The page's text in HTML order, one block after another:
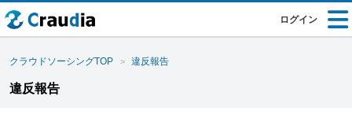
ログイン
クラウドソーシングTOP 違反報告
違反報告